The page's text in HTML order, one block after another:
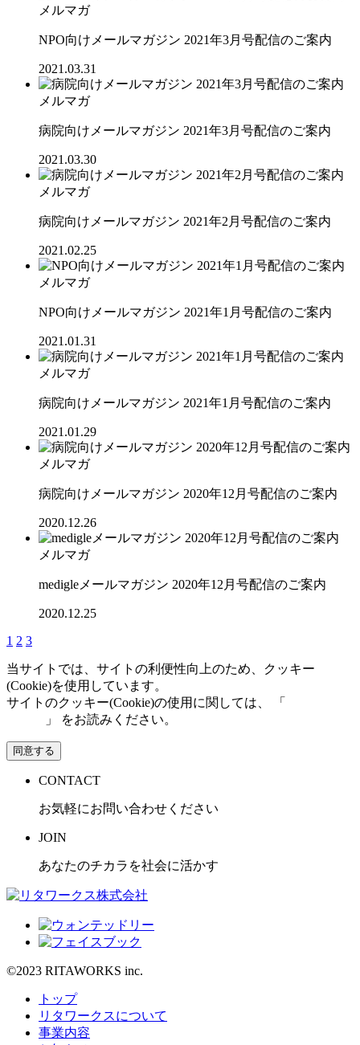
メルマガ
NPO向けメールマガジン 2021年3月号配信のご案内
2021.03.31
メルマガ
病院向けメールマガジン 2021年3月号配信のご案内
2021.03.30
メルマガ
病院向けメールマガジン 2021年2月号配信のご案内
2021.02.25
メルマガ
NPO向けメールマガジン 2021年1月号配信のご案内
2021.01.31
メルマガ
病院向けメールマガジン 2021年1月号配信のご案内
2021.01.29
メルマガ
病院向けメールマガジン 2020年12月号配信のご案内
2020.12.26
メルマガ
medigleメールマガジン 2020年12月号配信のご案内
2020.12.25
1 2 3
当サイトでは、サイトの利便性向上のため、クッキー
(Cookie)を使用しています。
サイトのクッキー(Cookie)の使用に関しては、 「
」 をお読みください。
同意する
CONTACT
お気軽にお問い合わせください
JOIN
あなたのチカラを社会に活かす
©2023 RITAWORKS inc.
トップ
リタワークスについて
事業内容